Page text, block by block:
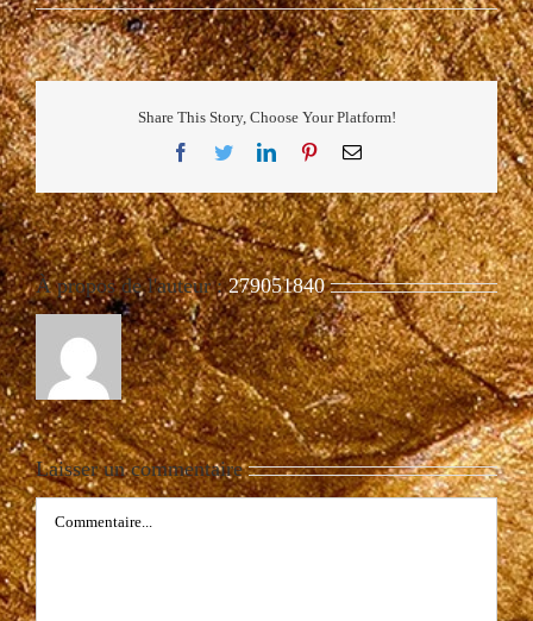
Share This Story, Choose Your Platform!
Facebook
TwitterLinkedInPinterestEmail
À propos de l'auteur :279051840
Laisser un commentaire
Commentaire